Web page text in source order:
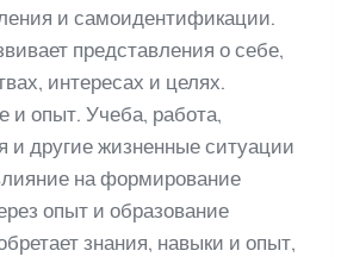
и самоидентификации.
представления о себе,
интересах и целях.
и опыт. Учеба, работа,
и другие жизненные ситуации
на формирование
опыт и образование
знания, навыки и опыт,